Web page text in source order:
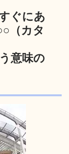
ぐにあ
（カタ
意味の